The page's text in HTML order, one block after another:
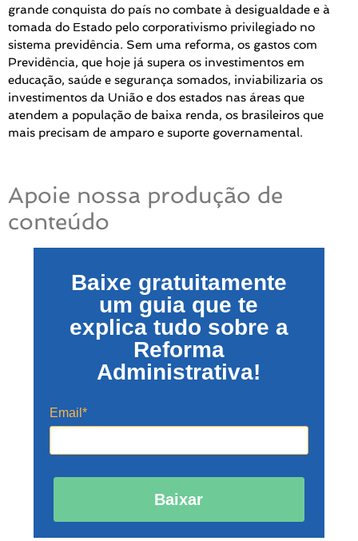
grande conquista do país no combate à desigualdade e à
tomada do Estado pelo corporativismo privilegiado no
sistema previdência. Sem uma reforma, os gastos com
Previdência, que hoje já supera os investimentos em
educação, saúde e segurança somados, inviabilizaria os
investimentos da União e dos estados nas áreas que
atendem a população de baixa renda, os brasileiros que
mais precisam de amparo e suporte governamental.
Apoie nossa produção de
conteúdo
Baixe gratuitamente
um guia que te
explica tudo sobre a
Reforma
Administrativa!
Email*
Baixar